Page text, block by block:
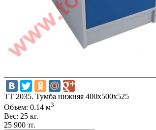
TT 2035. Тумба нижняя 400х500х525
Объем: 0.14 м3
Вес: 25 кг.
25 900 тг.